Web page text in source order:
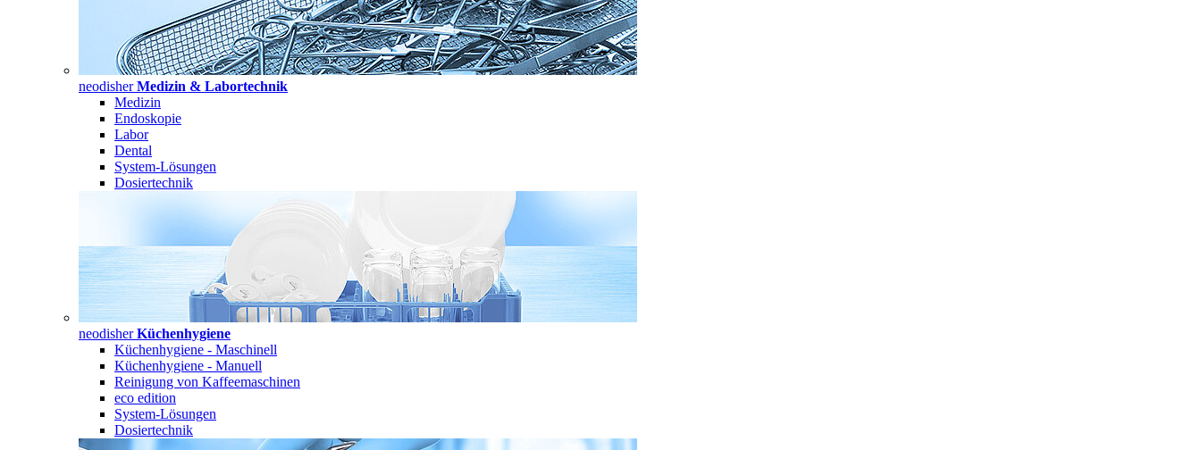
neodisherMedizin & Labortechnik
Medizin
Endoskopie
Labor
Dental
System-Lösungen
Dosiertechnik
neodisherKüchenhygiene
Küchenhygiene - Maschinell
Küchenhygiene - Manuell
Reinigung von Kaffeemaschinen
eco edition
System-Lösungen
Dosiertechnik